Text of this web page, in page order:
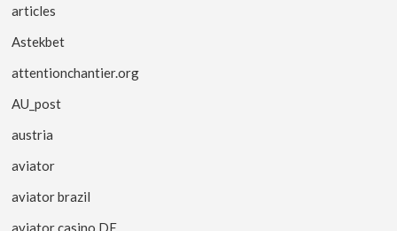
articles
Astekbet
attentionchantier.org
AU_post
austria
aviator
aviator brazil
aviator casino DE